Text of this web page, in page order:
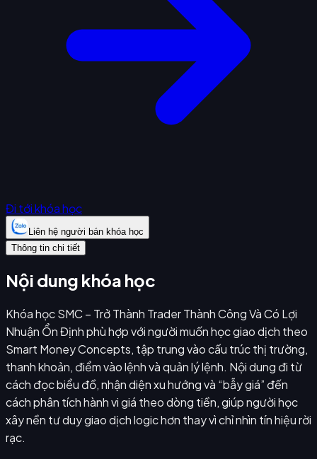
Đi tới khóa học
Liên hệ người bán khóa học
Thông tin chi tiết
Nội dung khóa học
Khóa học SMC – Trở Thành Trader Thành Công Và Có Lợi
Nhuận Ổn Định phù hợp với người muốn học giao dịch theo
Smart Money Concepts, tập trung vào cấu trúc thị trường,
thanh khoản, điểm vào lệnh và quản lý lệnh. Nội dung đi từ
cách đọc biểu đồ, nhận diện xu hướng và “bẫy giá” đến
cách phân tích hành vi giá theo dòng tiền, giúp người học
xây nền tư duy giao dịch logic hơn thay vì chỉ nhìn tín hiệu rời
rạc.